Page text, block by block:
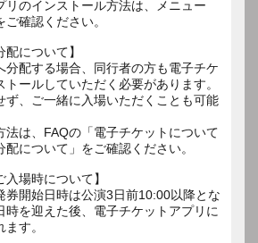
のインストール方法は、メニュー
ご確認ください。
配について】
分配する場合、同行者の方も電子チケ
トールしていただく必要があります。
、ご一緒に入場いただくことも可能
は、FAQの「電子チケットについて
配について」をご確認ください。
入場時について】
開始日時は公演3日前10:00以降とな
時を迎えた後、電子チケットアプリに
す。